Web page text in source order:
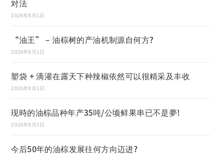
对法
2026年8月1日
“油王” – 油棕树的产油机制源自何方?
2026年8月1日
塑袋 + 滴灌在露天下种辣椒依然可以很精采及丰收
2026年8月1日
现時的油棕品种年产35吨/公顷鲜果串已不是夢!
2026年8月1日
今后50年的油棕发展往何方向迈进?